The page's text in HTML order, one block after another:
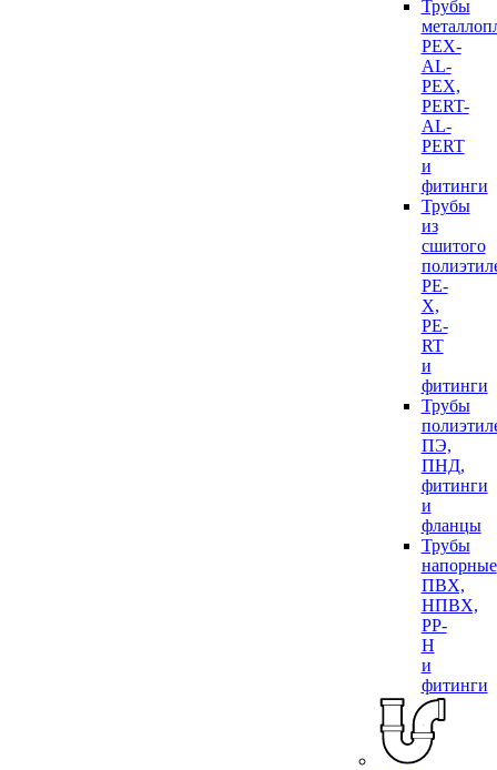
Трубы
PEX-
AL-
PEX,
PERT-
AL-
PERT
и
фитинги
Трубы
из
сшитого
PE-
X,
PE-
RT
и
фитинги
Трубы
ПЭ,
ПНД,
фитинги
и
фланцы
Трубы
напорные
ПВХ,
НПВХ,
PP-
H
и
фитинги